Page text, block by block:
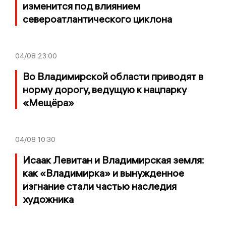
изменится под влиянием
североатлантического циклона
04/08 23:00
Во Владимирской области приводят в
норму дорогу, ведущую к нацпарку
«Мещёра»
04/08 10:30
Исаак Левитан и Владимирская земля:
как «Владимирка» и вынужденное
изгнание стали частью наследия
художника